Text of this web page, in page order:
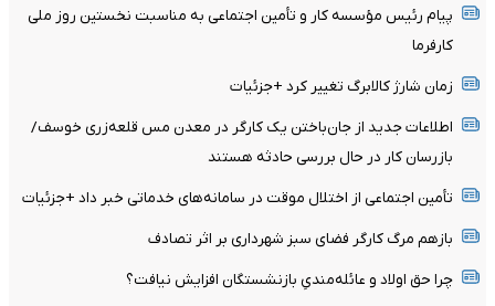
پیام رئیس مؤسسه کار و تأمین اجتماعی به مناسبت نخستین روز ملی
کارفرما
زمان شارژ کالابرگ تغییر کرد +جزئیات
اطلاعات جدید از جان‌باختن یک کارگر در معدن مس قلعه‌زری خوسف/
بازرسان کار در حال بررسی حادثه هستند
تأمین اجتماعی از اختلال موقت در سامانه‌های خدماتی خبر داد +جزئیات
بازهم مرگ کارگر فضای سبز شهرداری بر اثر تصادف
چرا حق اولاد و عائله‌مندیِ بازنشستگان افزایش نیافت؟